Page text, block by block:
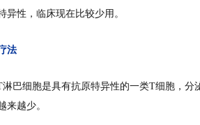
异性，临床现在比较少用。
法
巴细胞是具有抗原特异性的一类T细胞，
来越少。